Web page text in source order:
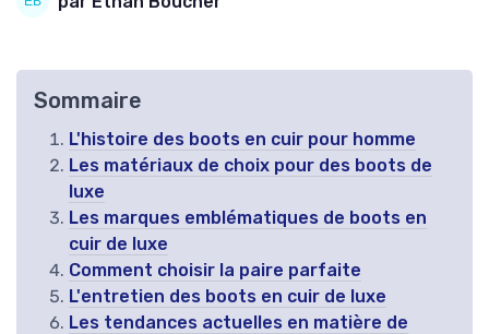
Sommaire
L'histoire des boots en cuir pour homme
Les matériaux de choix pour des boots de
luxe
Les marques emblématiques de boots en
cuir de luxe
Comment choisir la paire parfaite
L'entretien des boots en cuir de luxe
Les tendances actuelles en matière de